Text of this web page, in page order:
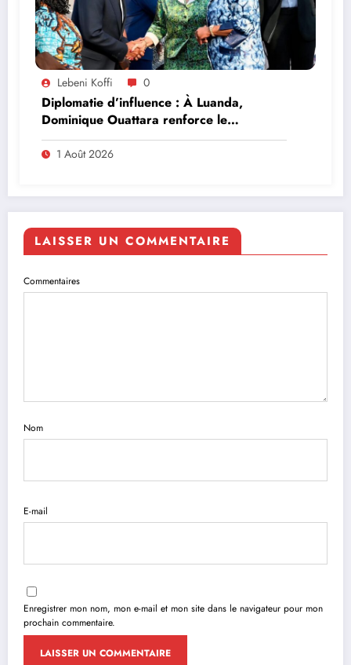
Lebeni Koffi 0
Diplomatie d’influence : À Luanda,
Dominique Ouattara renforce le
leadership solidaire de la Côte d’Ivoire en
Afrique
1 Août 2026
LAISSER UN COMMENTAIRE
Commentaires
Nom
E-mail
Enregistrer mon nom, mon e-mail et mon site dans le navigateur pour mon
prochain commentaire.